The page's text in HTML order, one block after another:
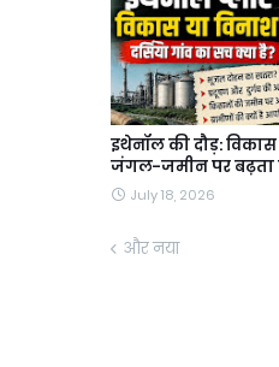
इथेनॉल की दौड़:
जंगल-जमीन पर बढ़ता
July 18, 2026
और नया